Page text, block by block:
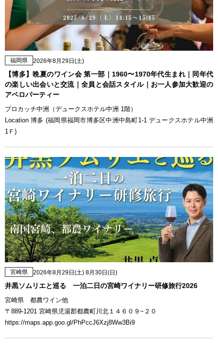
福岡県 2026年8月29日(土)
【博多】晩夏のワイン会 第一部｜1960〜1970年代生まれ｜同年代
の楽しい出会いと交流｜全員と会話スタイル｜お一人参加大歓迎の
アペロパーティー
プロカッチ中洲（デュークスホテル中洲 1階）
Location 博多 (福岡県福岡市博多区中洲中島町1-1 デュークスホテル中洲
1Ｆ)
宮崎県 2026年8月29日(土) 8月30日(日)
井黒ソムリエと巡る 一泊二日の宮崎ワイナリー研修旅行2026
宮崎県 都農ワイン他
〒889-1201 宮崎県児湯郡都農町川北１４６０９−２０
https://maps.app.goo.gl/PhPccJ6Xzj8Ww3Bi9